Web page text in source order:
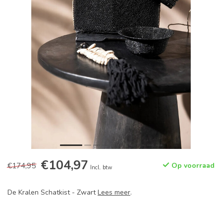
€174,95 €104,97 Incl. btw Op voorraad
De Kralen Schatkist - ZwartLees meer.